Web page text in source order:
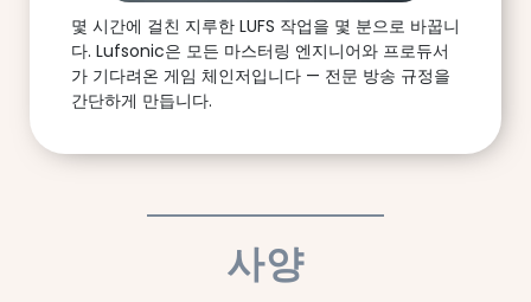
몇 시간에 걸친 지루한 LUFS 작업을 몇 분으로 바꿉니
다. Lufsonic은 모든 마스터링 엔지니어와 프로듀서
가 기다려온 게임 체인저입니다 — 전문 방송 규정을
간단하게 만듭니다.
사양